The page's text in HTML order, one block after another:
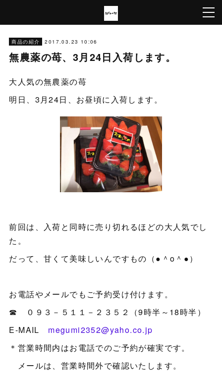
商品の紹介 2017.03.23 10:06
無農薬の苺、3月24日入荷します。
大人気の無農薬の苺
明日、3月24日、お昼頃に入荷します。
前回は、入荷と同時に売り切れるほどの大人気でし
た。
だって、甘くて美味しいんですもの（●＾o＾●）
お電話やメールでもご予約受け付けます。
☎ ０９３－５１１－２３５２（9時半～18時半）
E-MAIL megumi2352@yaho.co.jp
＊営業時間内はお電話でのご予約が確実です。
メールは、営業時間外で確認いたします。